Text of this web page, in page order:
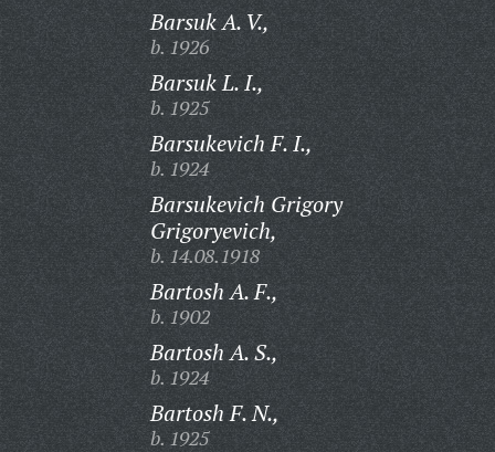
Barsuk A. V.,
b. 1926
Barsuk L. I.,
b. 1925
Barsukevich F. I.,
b. 1924
Barsukevich Grigory
Grigoryevich,
b. 14.08.1918
Bartosh A. F.,
b. 1902
Bartosh A. S.,
b. 1924
Bartosh F. N.,
b. 1925